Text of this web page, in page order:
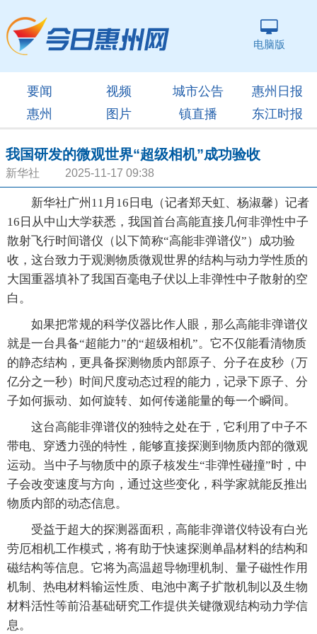
电脑版
要闻 视频 城市公告
惠州日报
惠州
图片 镇直播 东江时报
我国研发的微观世界“超级相机”成功验收
新华社 2025-11-17 09:38
新华社广州11月16日电（记者郑天虹、杨淑馨）记者
16日从中山大学获悉，我国首台高能直接几何非弹性中子
散射飞行时间谱仪（以下简称“高能非弹谱仪”）成功验
收，这台致力于观测物质微观世界的结构与动力学性质的
大国重器填补了我国百毫电子伏以上非弹性中子散射的空
白。
如果把常规的科学仪器比作人眼，那么高能非弹谱仪
就是一台具备“超能力”的“超级相机”。它不仅能看清物质
的静态结构，更具备探测物质内部原子、分子在皮秒（万
亿分之一秒）时间尺度动态过程的能力，记录下原子、分
子如何振动、如何旋转、如何传递能量的每一个瞬间。
这台高能非弹谱仪的独特之处在于，它利用了中子不
带电、穿透力强的特性，能够直接探测到物质内部的微观
运动。当中子与物质中的原子核发生“非弹性碰撞”时，中
子会改变速度与方向，通过这些变化，科学家就能反推出
物质内部的动态信息。
受益于超大的探测器面积，高能非弹谱仪特设有白光
劳厄相机工作模式，将有助于快速探测单晶材料的结构和
磁结构等信息。它将为高温超导物理机制、量子磁性作用
机制、热电材料输运性质、电池中离子扩散机制以及生物
材料活性等前沿基础研究工作提供关键微观结构动力学信
息。